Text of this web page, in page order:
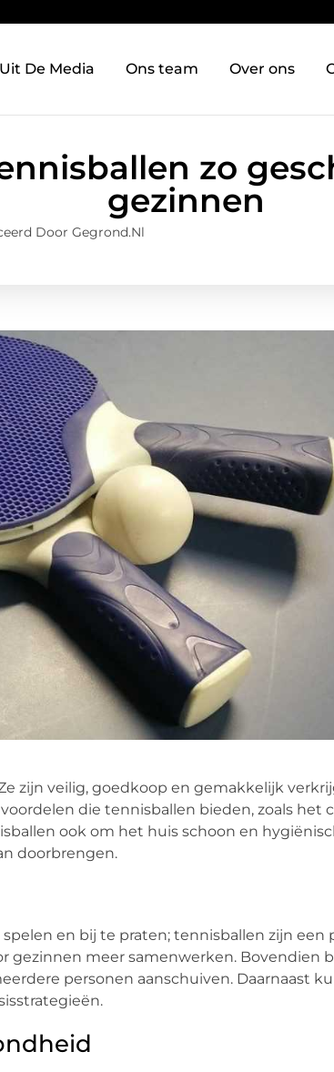
Uit De Media Ons team Over ons
zo
gezinnen
Door Gegrond.nl
zijn veilig, goedkoop en gemakkelijk
die tennisballen bieden, zoals het
ook om het huis schoon en
doorbrengen.
en bij te praten; tennisballen zijn een
gezinnen meer samenwerken. Bovendien
personen aanschuiven. Daarnaast